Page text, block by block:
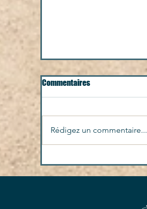
du Veilleur
Commentaires
Rédigez un commentaire...